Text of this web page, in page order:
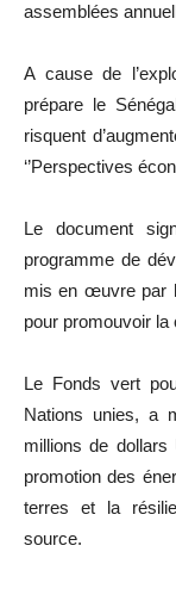
assemblées
A cause de
prépare le
risquent
‘’Perspectives
Le document
programme de
mis en œuvre par
pour promouvoir la
Le Fonds vert
Nations unies, a
millions de
promotion des
terres et la
source.